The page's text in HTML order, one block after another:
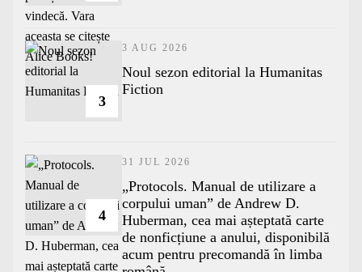
3
3 AUG 2026
​Noul sezon editorial la Humanitas
Fiction
4
31 JUL 2026
„Protocols. Manual de utilizare a
corpului uman” de Andrew D.
Huberman, cea mai așteptată carte
de nonficțiune a anului, disponibilă
acum pentru precomandă în limba